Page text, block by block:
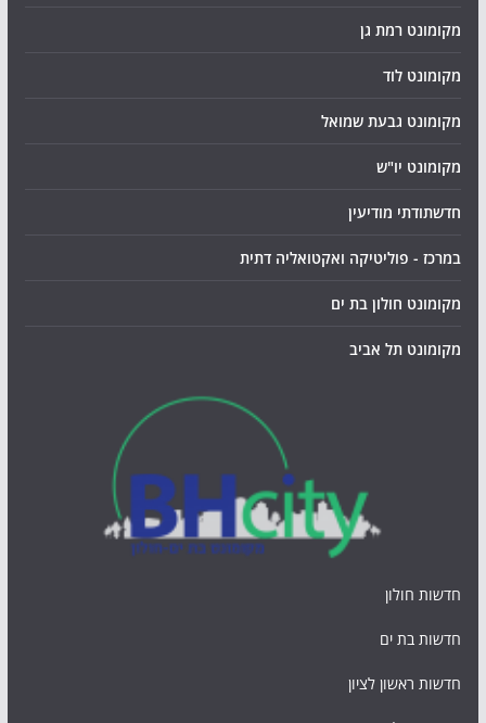
מקומונט רמת גן
מקומונט לוד
מקומונט גבעת שמואל
מקומונט יו"ש
חדשתודתי מודיעין
במרכז - פוליטיקה ואקטואליה דתית
מקומונט חולון בת ים
מקומונט תל אביב
חדשות חולון
חדשות בת ים
חדשות ראשון לציון